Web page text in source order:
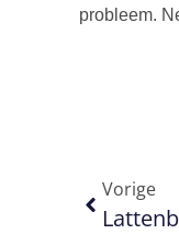
probleem.
Vorige